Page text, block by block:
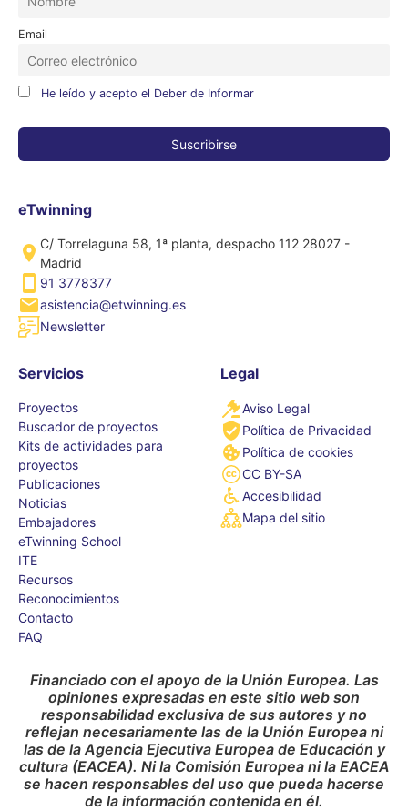
Email
He leído y acepto el Deber de Informar
eTwinning
C/ Torrelaguna 58, 1ª planta, despacho 112 28027 -
Madrid
91 3778377
asistencia@etwinning.es
Newsletter
Servicios
Proyectos
Buscador de proyectos
Kits de actividades para
proyectos
Publicaciones
Noticias
Embajadores
eTwinning School
ITE
Recursos
Reconocimientos
Contacto
FAQ
Legal
Aviso Legal
Política de Privacidad
Política de cookies
CC BY-SA
Accesibilidad
Mapa del sitio
Financiado con el apoyo de la Unión Europea. Las
opiniones expresadas en este sitio web son
responsabilidad exclusiva de sus autores y no
reflejan necesariamente las de la Unión Europea ni
las de la Agencia Ejecutiva Europea de Educación y
cultura (EACEA). Ni la Comisión Europea ni la EACEA
se hacen responsables del uso que pueda hacerse
de la información contenida en él.